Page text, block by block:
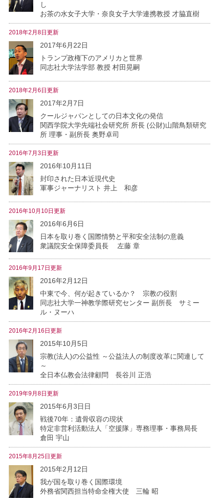
し
お茶の水女子大学・奈良女子大学連携教授 才脇直樹
2018年2月8日更新
2017年6月22日
トランプ政権下のアメリカと世界
同志社大学法学部 教授 村田晃嗣
2018年2月6日更新
2017年2月7日
クールジャパンとしての日本文化の発信
関西学院大学先端社会研究所 所長 (公財)山階鳥類研究
所 理事・副所長 奥野卓司
2016年7月3日更新
2016年10月11日
封印された日本近現代史
軍事ジャーナリスト 井上 和彦
2016年10月10日更新
2016年6月6日
日本を取り巻く国際情勢と平和安全法制の意義
衆議院安全保障委員長 左藤 章
2016年9月17日更新
2016年2月12日
中東で今、何が起きているか？ 宗教の役割
同志社大学一神教学際研究センター 副所長 サミー
ル・ヌーハ
2016年2月16日更新
2015年10月5日
宗教(法人)の公益性 ～公益法人の制度改革に関連して
～
全日本仏教会法律顧問 長谷川 正浩
2019年9月8日更新
2015年6月3日日
戦後70年：遺骨収容の現状
特定非営利活動法人「空援隊」専務理事・事務局長
倉田 宇山
2015年8月25日更新
2015年2月12日
我が国を取り巻く国際環境
外務省関西担当特命全権大使 三輪 昭